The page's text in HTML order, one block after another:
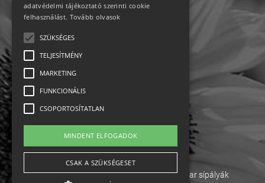
Adatvédelem
Impresszum-kapcsolat
English
Ebike Osztrák sípályák Magyar sípályák
adatvédelmi tájékoztató szerinti cookie
felhasználást. Tovább olvasok
SZÜKSÉGES
TELJESÍTMÉNY
MARKETING
FUNKCIONÁLIS
CSOPORTOSÍTATLAN
MINDENT ELFOGADOK
CSAK A SZÜKSÉGESET